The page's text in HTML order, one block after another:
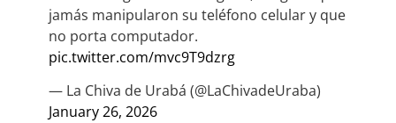
jamás manipularon su teléfono celular y que
no porta computador.
pic.twitter.com/mvc9T9dzrg
— La Chiva de Urabá (@LaChivadeUraba)
January 26, 2026